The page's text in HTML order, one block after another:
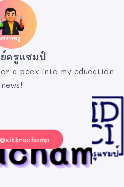
ครูแชมป์
a peek into my education
news!